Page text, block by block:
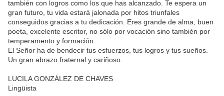
también con logros como los que has alcanzado. Te espera un
gran futuro, tu vida estará jalonada por hitos triunfales
conseguidos gracias a tu dedicación. Eres grande de alma, buen
poeta, excelente escritor, no sólo por vocación sino también por
temperamento y formación.
El Señor ha de bendecir tus esfuerzos, tus logros y tus sueños.
Un gran abrazo fraternal y cariñoso.
LUCILA GONZÁLEZ DE CHAVES
Lingüista